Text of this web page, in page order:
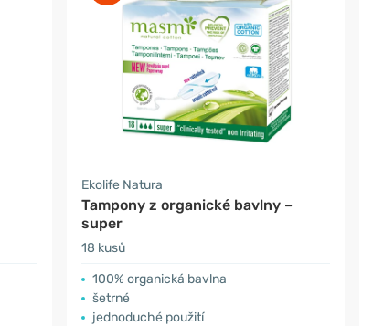
Ekolife Natura
Tampony z organické bavlny –
super
18 kusů
100% organická bavlna
šetrné
jednoduché použití